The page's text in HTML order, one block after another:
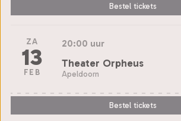
Bestel tickets
ZA
13
FEB
20:00 uur
Theater Orpheus
Apeldoorn
Bestel tickets